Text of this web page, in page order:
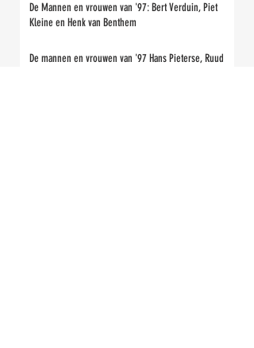
De Mannen en vrouwen van '97: Bert Verduin, Piet
Kleine en Henk van Benthem
De mannen en vrouwen van '97 Hans Pieterse, Ruud